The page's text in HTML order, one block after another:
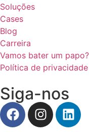
Soluções
Cases
Blog
Carreira
Vamos bater um papo?
Política de privacidade
Siga-nos